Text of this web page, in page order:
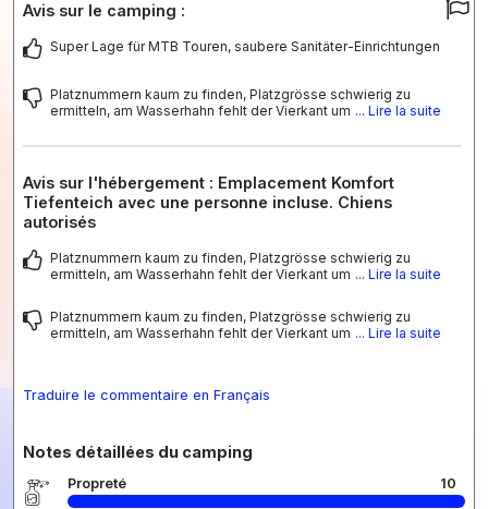
Avis sur le camping :
Super Lage für MTB Touren, saubere Sanitäter-Einrichtungen
Platznummern kaum zu finden, Platzgrösse schwierig zu
ermitteln, am Wasserhahn fehlt der Vierkant um ... Lire la suite
Avis sur l'hébergement : Emplacement Komfort
Tiefenteich avec une personne incluse. Chiens
autorisés
Platznummern kaum zu finden, Platzgrösse schwierig zu
ermitteln, am Wasserhahn fehlt der Vierkant um ... Lire la suite
Platznummern kaum zu finden, Platzgrösse schwierig zu
ermitteln, am Wasserhahn fehlt der Vierkant um ... Lire la suite
Traduire le commentaire en Français
Notes détaillées du camping
Propreté 10